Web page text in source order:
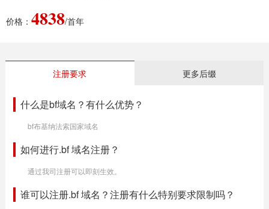
价格： 4838/首年
注册要求 更多后缀
什么是bf域名？有什么优势？
bf布基纳法索国家域名
如何进行.bf 域名注册？
通过我司注册可以即刻生效。
谁可以注册.bf 域名？注册有什么特别要求限制吗？